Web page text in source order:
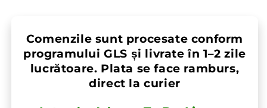
Comenzile sunt procesate conform
programului GLS și livrate în 1–2 zile
lucrătoare. Plata se face ramburs,
direct la curier